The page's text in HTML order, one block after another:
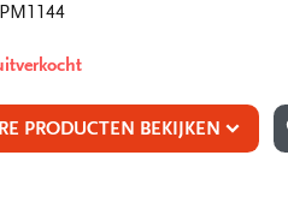
PRODUCTEN BEKIJKEN